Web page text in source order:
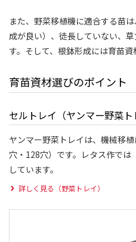
また、野菜移植機に適合する苗
成が良い）、徒長していない、
す。そして、根鉢形成には育苗資
育苗資材選びのポイント
セルトレイ（ヤンマー野菜ト
ヤンマー野菜トレイは、機械移
穴・128穴）です。レタス作で
しています。
詳しく見る（野菜トレイ）